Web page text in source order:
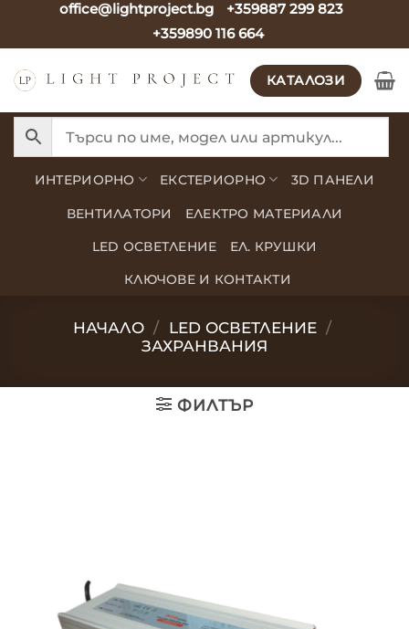
office@lightproject.bg
+359887 299 823
+359890 116 664
КАТАЛОЗИ
ИНТЕРИОРНО ЕКСТЕРИОРНО 3D ПАНЕЛИ
ВЕНТИЛАТОРИ ЕЛЕКТРО МАТЕРИАЛИ
LED ОСВЕТЛЕНИЕ ЕЛ. КРУШКИ
КЛЮЧОВЕ И КОНТАКТИ
НАЧАЛО / LED ОСВЕТЛЕНИЕ /
ЗАХРАНВАНИЯ
ФИЛТЪР